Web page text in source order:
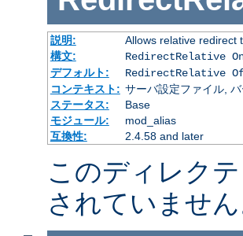
説明:
Allows relative redirect
構文:
RedirectRelative
デフォルト:
RedirectRelative
コンテキスト: サーバ設定ファイル,
ステータス:
Base
モジュール:
mod_alias
互換性:
2.4.58 and later
このディレク
されていませ